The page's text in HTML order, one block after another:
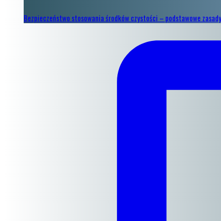
Bezpieczeństwo stosowania środków czystości – podstawowe zasady